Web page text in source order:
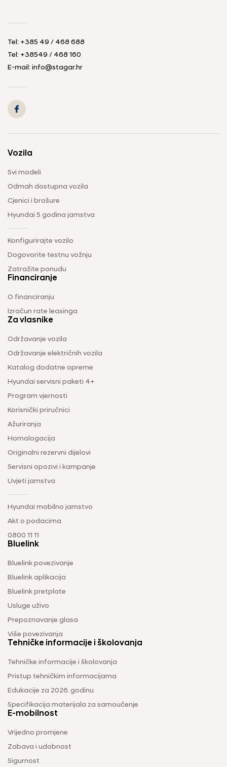
Tel: +385 49 / 468 688
Tel: +38549 / 468 160
E-mail: info@stagar.hr
Vozila
Svi modeli
Odmah dostupna vozila
Cjenici i brošure
Hyundai 5 godina jamstva
Konfigurirajte vozilo
Dogovorite testnu vožnju
Zatražite ponudu
Financiranje
O financiranju
Izračun rate leasinga
Za vlasnike
Održavanje vozila
Održavanje električnih vozila
Katalog dodatne opreme
Hyundai servisni paketi 4+
Program vjernosti
Korisnički priručnici
Ažuriranja
Homologacija
Originalni rezervni dijelovi
Servisni opozivi i kampanje
Uvjeti jamstva
Hyundai mobilno jamstvo
Akt o podacima
0800 11 11
Bluelink
Bluelink povezivanje
Bluelink aplikacija
Bluelink pretplate
Usluge uživo
Prepoznavanje glasa
Više povezivanja
Tehničke informacije i školovanja
Tehničke informacije i školovanja
Pristup tehničkim informacijama
Edukacije za 2026. godinu
Specifikacija materijala za samoučenje
E-mobilnost
Vrijedno promjene
Zabava i udobnost
Sigurnost